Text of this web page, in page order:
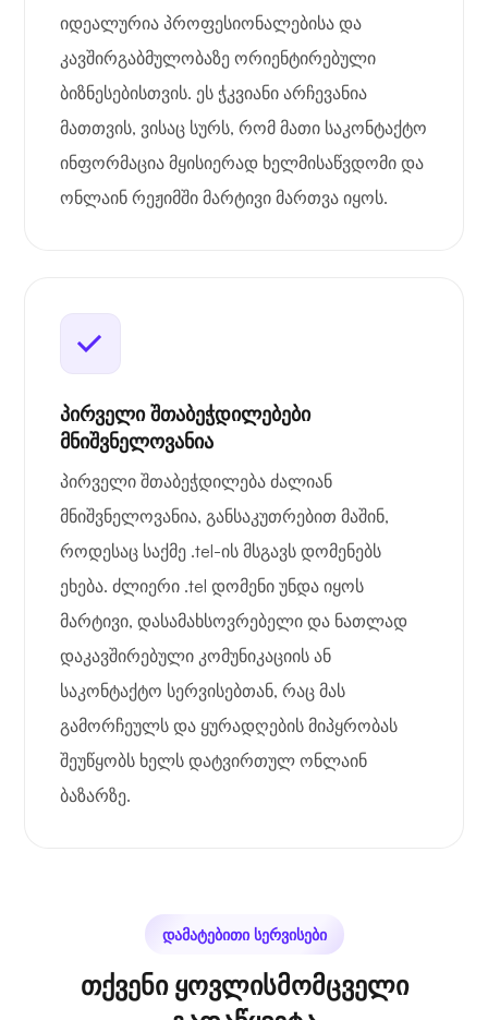
იდეალურია პროფესიონალებისა და
კავშირგაბმულობაზე ორიენტირებული
ბიზნესებისთვის. ეს ჭკვიანი არჩევანია
მათთვის, ვისაც სურს, რომ მათი საკონტაქტო
ინფორმაცია მყისიერად ხელმისაწვდომი და
ონლაინ რეჟიმში მარტივი მართვა იყოს.
პირველი შთაბეჭდილებები
მნიშვნელოვანია
პირველი შთაბეჭდილება ძალიან
მნიშვნელოვანია, განსაკუთრებით მაშინ,
როდესაც საქმე .tel-ის მსგავს დომენებს
ეხება. ძლიერი .tel დომენი უნდა იყოს
მარტივი, დასამახსოვრებელი და ნათლად
დაკავშირებული კომუნიკაციის ან
საკონტაქტო სერვისებთან, რაც მას
გამორჩეულს და ყურადღების მიპყრობას
შეუწყობს ხელს დატვირთულ ონლაინ
ბაზარზე.
დამატებითი სერვისები
თქვენი ყოვლისმომცველი